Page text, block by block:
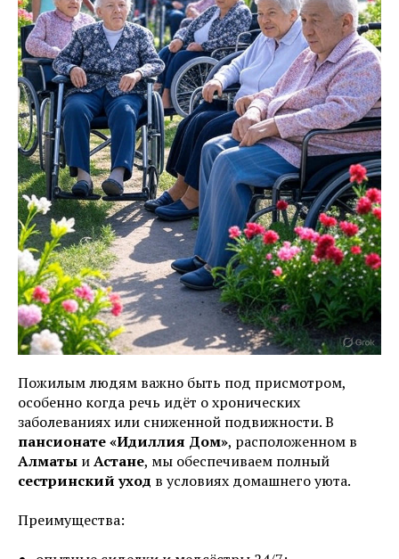
Пожилым людям важно быть под присмотром,
особенно когда речь идёт о хронических
заболеваниях или сниженной подвижности. В
пансионате «Идиллия Дом», расположенном в
Алматы иАстане, мы обеспечиваем полный
сестринский уход в условиях домашнего уюта.
Преимущества: